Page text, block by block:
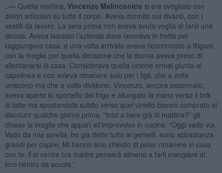
. — Quella mattina, Vincenzo Malinconico si era svegliato con
dolori articolari su tutto il corpo. Aveva dormito sul divano, con i
vestiti da lavoro. La sera prima non aveva avuto voglia di farsi una
doccia. Aveva lasciato l’azienda dove lavorava in fretta per
raggiungere casa, e una volta arrivato aveva ricominciato a litigare
con la moglie per quella decisione che la donna aveva preso di
allontanarsi di casa. Considerava quella unione ormai giunta al
capolinea e non voleva rimanere solo per i figli, che a volte
uniscono ma che a volte dividono. Vincenzo, ancora assonnato,
aveva aperto lo sportello del frigo e allungato la mano verso il brik
di latte ma spostandola subito verso quel vinello bianco comprato al
discount qualche giorno prima. “Inizi a bere già di mattina?” gli
chiese la moglie che apparì all’improvviso in cucina. “Oggi vado via.
Vado da mia sorella, ho già detto tutto ai gemelli, sono abbastanza
grandi per capire. Mi hanno solo chiesto di poter rimanere in casa
con te. Fai venire tua madre penserà almeno a farli mangiare al
loro rientro da scuola.”